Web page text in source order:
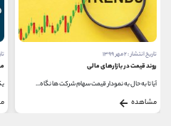
تاریخ انتشار : ۲ مهر ۱۳۹۹
روند قیمت در بازارهای مالی
آیا تا به حال به نمودار قیمت سهام شرکت ها نگاه...
مشاهده